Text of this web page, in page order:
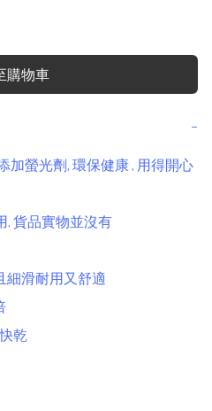
購物車
−
加螢光劑, 環保健康 , 用得開心
, 貨品實物並沒有
細滑耐用又舒適
乾